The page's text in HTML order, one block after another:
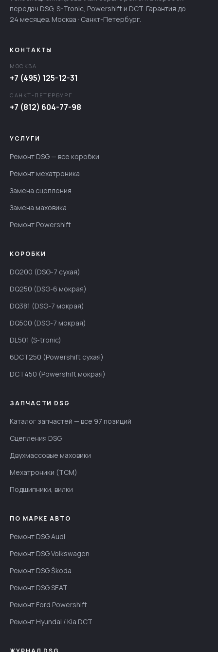
передач DSG, S-Tronic, Powershift и DCT. Гарантия до
24 месяцев. Москва · Санкт-Петербург.
КОНТАКТЫ
МОСКВА
+7 (495) 125-12-31
САНКТ-ПЕТЕРБУРГ
+7 (812) 604-77-98
УСЛУГИ
Ремонт DSG — все коробки
Ремонт мехатроника
Замена сцепления
Замена маховика
Ремонт Powershift
КОРОБКИ
DQ200 (DSG-7 сухая)
DQ250 (DSG-6 мокрая)
DQ381 (DSG-7 мокрая)
DQ500 (DSG-7 мокрая)
DL501 (S-tronic)
6DCT250 (Powershift сухая)
DCT450 (Powershift мокрая)
ЗАПЧАСТИ DSG
Каталог запчастей — все 97 позиций
Сцепления DSG
Двухмассовые маховики
Мехатроники (TCM)
Подшипники, вилки
ПО МАРКЕ АВТО
Ремонт DSG Audi
Ремонт DSG Volkswagen
Ремонт DSG Škoda
Ремонт DSG SEAT
Ремонт Ford Powershift
Ремонт Hyundai / Kia DCT